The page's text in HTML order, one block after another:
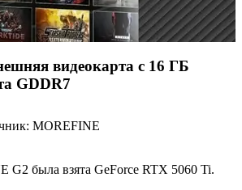
видеокарта с 16 ГБ
GDDR7
MOREFINE
G2 была взята GeForce RTX 5060 Ti.